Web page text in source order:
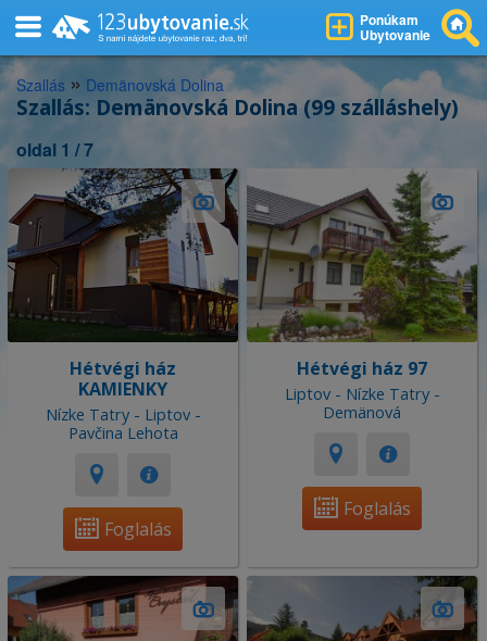
Ponúkam
Ubytovanie
Szallás » Demänovská Dolina
Szallás: Demänovská Dolina (99 szálláshely)
oldal 1 / 7
Hétvégi ház
KAMIENKY
Nízke Tatry - Liptov -
Pavčina Lehota
Foglalás
Hétvégi ház 97
Liptov - Nízke Tatry -
Demänová
Foglalás